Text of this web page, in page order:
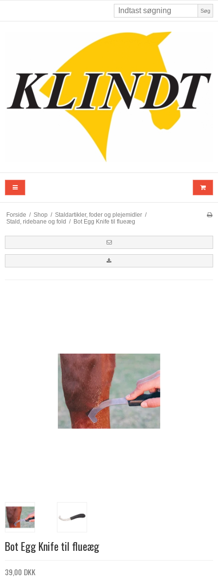
Søg
Forside / Shop / Staldartikler, foder og plejemidler /
Stald, ridebane og fold / Bot Egg Knife til flueæg
Bot Egg Knife til flueæg
39,00 DKK